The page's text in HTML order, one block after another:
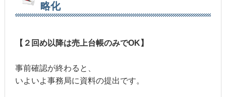
略化
【２回め以降は売上台帳のみでOK】
事前確認が終わると、
いよいよ事務局に資料の提出です。